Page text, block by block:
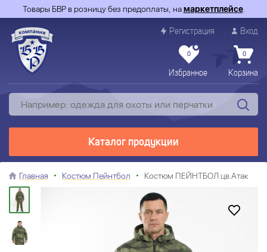
Товары БВР в розницу без предоплаты, намаркетплейсе.
Регистрация Вход
0
Избранное
0
Корзина
Каталог продукции
Главная Костюм Пейнтбол Костюм ПЕЙНТБОЛ цв.Атак